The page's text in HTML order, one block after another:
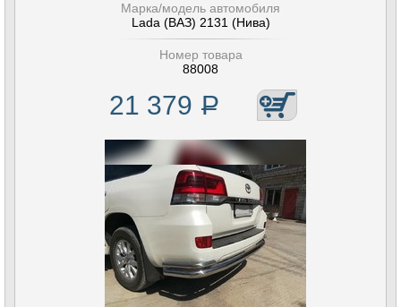
Марка/модель автомобиля
Lada (ВАЗ) 2131 (Нива)
Номер товара
88008
21 379 Р